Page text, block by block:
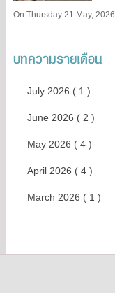
On Thursday 21 May, 2026
บทความรายเดือน
July 2026 ( 1 )
June 2026 ( 2 )
May 2026 ( 4 )
April 2026 ( 4 )
March 2026 ( 1 )